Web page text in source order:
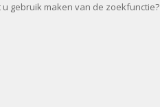
gebruik maken van de zoekfunctie?